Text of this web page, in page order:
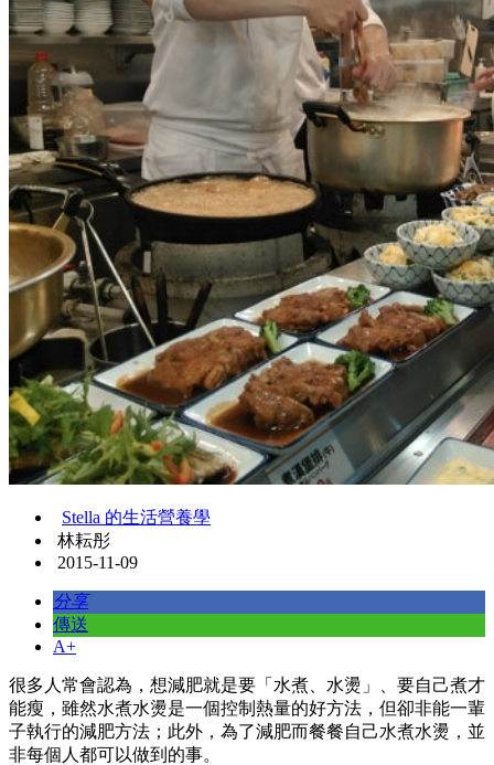
Stella 的生活營養學
林耘彤
2015-11-09
分享
傳送
A+
很多人常會認為，想減肥就是要「水煮、水燙」、要自己煮才
能瘦，雖然水煮水燙是一個控制熱量的好方法，但卻非能一輩
子執行的減肥方法；此外，為了減肥而餐餐自己水煮水燙，並
非每個人都可以做到的事。